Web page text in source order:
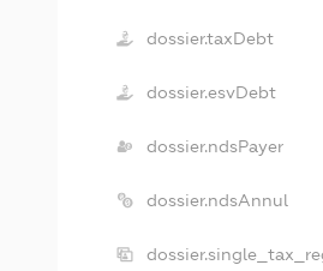
dossier.taxDebt
dossier.esvDebt
dossier.ndsPayer
dossier.ndsAnnul